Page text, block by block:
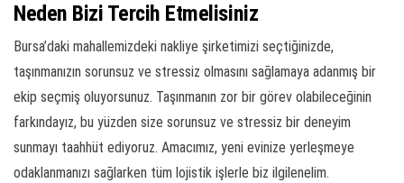
Neden Bizi Tercih Etmelisiniz
Bursa’daki mahallemizdeki nakliye şirketimizi seçtiğinizde,
taşınmanızın sorunsuz ve stressiz olmasını sağlamaya adanmış bir
ekip seçmiş oluyorsunuz. Taşınmanın zor bir görev olabileceğinin
farkındayız, bu yüzden size sorunsuz ve stressiz bir deneyim
sunmayı taahhüt ediyoruz. Amacımız, yeni evinize yerleşmeye
odaklanmanızı sağlarken tüm lojistik işlerle biz ilgilenelim.